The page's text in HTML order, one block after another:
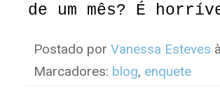
de um mês? É
Postado por Vanessa Esteves
Marcadores: blog, enquete